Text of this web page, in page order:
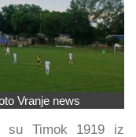
Vranje news
su Timok 1919 iz